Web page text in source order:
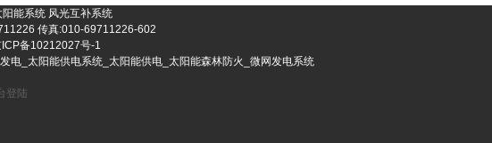
能系统 风光互补系统
传真:010-69711226-602
ICP备10212027号-1
电_太阳能供电系统_太阳能供电_太阳能森林防火_微网发电系统
登陆